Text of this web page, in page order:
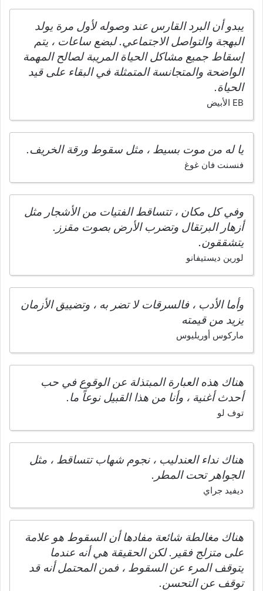
يبدو أن البرد القارس عند وصوله لأول مرة يولد
البهجة والتواصل الاجتماعي. لبضع ساعات ، يتم
إسقاط جميع مشاكل الحياة المريبة لصالح المهمة
الواضحة والمتجانسة المتمثلة في البقاء على قيد
الحياة.
EB الأبيض
يا له من موت بسيط ، مثل سقوط ورقة الخريف.
فنسنت فان غوغ
وفي كل مكان ، تتساقط الفتيات من الأشجار مثل
أزهار البرتقال وتضرب الأرض بصوت مقزز.
يتشققون.
لورين ديستيفانو
وأما الأدب ، فالسرقات لا تضر به ، وتضييق الأزمان
يزيد من قيمته
ماركوس أوريليوس
هناك هذه العبارة المبتذلة عن الوقوع في حب
أحدث أغنية ، وأنا من هذا القبيل نوعاً ما.
توف لو
هناك نداء العندليب ، نجوم شهاب تتساقط ، مثل
الجواهر تحت المطر.
ديفيد جراي
هناك مغالطة شائعة مفادها أن السقوط هو علامة
على متزلج فقير. لكن الحقيقة هي أنه عندما
يتوقف المرء عن السقوط ، فمن المحتمل أنه قد
توقف عن التحسن.